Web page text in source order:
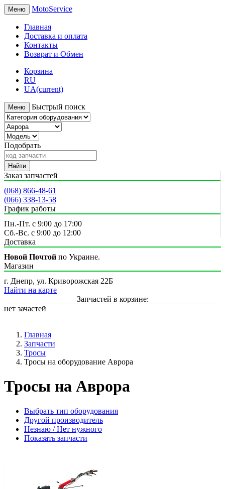
Меню MotoService
Главная
Доставка и оплата
Контакты
Возврат и Обмен
Корзина
RU
UA(current)
Меню Быстрый поиск
Подобрать
Найти
Заказ запчастей
(068) 866-48-61
(066) 338-13-58
График работы
Пн.-Пт. с 9:00 до 17:00
Сб.-Вс. с 9:00 до 12:00
Доставка
Новой Почтой по Украине.
Магазин
г. Днепр, ул. Криворожская 22Б
Найти на карте
Запчастей в корзине:
нет зачастей
Главная
Запчасти
Тросы
Тросы на оборудование Аврора
Тросы на Аврора
Выбрать тип оборудования
Другой производитель
Незнаю / Нет нужного
Показать запчасти